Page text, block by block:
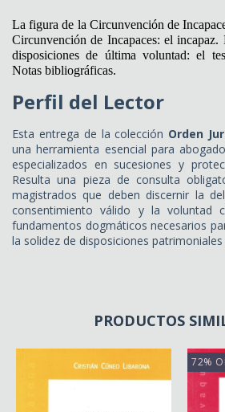
La figura de la Circunvención de
Circunvención de Incapaces: el
disposiciones de última voluntad: el
Notas bibliográficas.
Perfil del Lector
Esta entrega de la colección Orden
una herramienta esencial para
especializados en sucesiones y
Resulta una pieza de consulta
magistrados que deben discernir la
consentimiento válido y la voluntad
fundamentos dogmáticos necesarios
la solidez de disposiciones
PRODUCTOS
72%